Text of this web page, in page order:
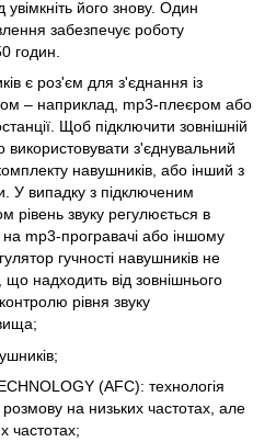
увімкніть його знову. Один
забезпечує роботу
годин.
є роз'єм для з'єднання із
– наприклад, mp3-плеєром або
Щоб підключити зовнішній
використовувати з'єднувальний
навушників, або інший з
У випадку з підключеним
рівень звуку регулюється в
mp3-програвачі або іншому
гучності навушників не
що надходить від зовнішнього
рівня звуку
(AFC): технологія
на низьких частотах, але
частотах;